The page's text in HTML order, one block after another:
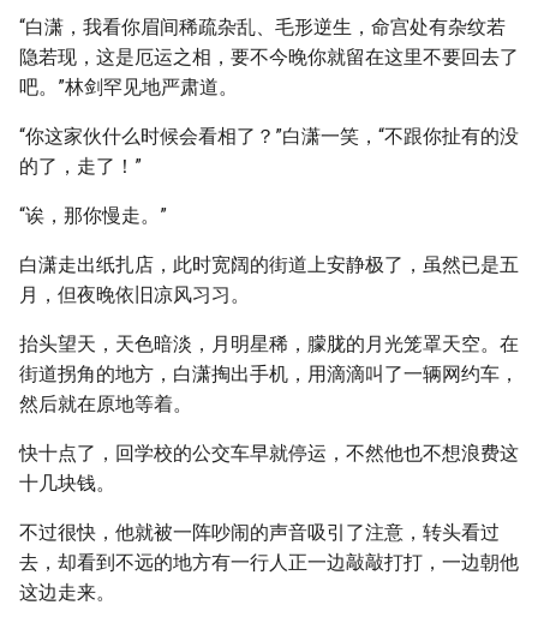
“白潇，我看你眉间稀疏杂乱、毛形逆生，命宫处有杂纹若
隐若现，这是厄运之相，要不今晚你就留在这里不要回去了
吧。”林剑罕见地严肃道。
“你这家伙什么时候会看相了？”白潇一笑，“不跟你扯有的没
的了，走了！”
“诶，那你慢走。”
白潇走出纸扎店，此时宽阔的街道上安静极了，虽然已是五
月，但夜晚依旧凉风习习。
抬头望天，天色暗淡，月明星稀，朦胧的月光笼罩天空。在
街道拐角的地方，白潇掏出手机，用滴滴叫了一辆网约车，
然后就在原地等着。
快十点了，回学校的公交车早就停运，不然他也不想浪费这
十几块钱。
不过很快，他就被一阵吵闹的声音吸引了注意，转头看过
去，却看到不远的地方有一行人正一边敲敲打打，一边朝他
这边走来。